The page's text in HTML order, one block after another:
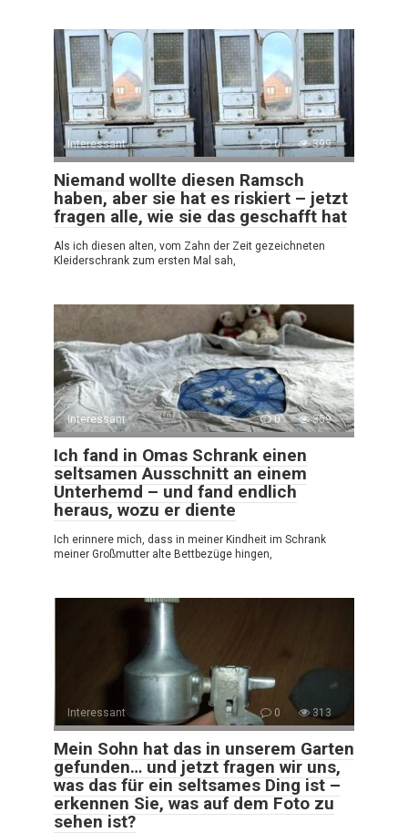
Interessant 0 399
Niemand wollte diesen Ramsch
haben, aber sie hat es riskiert – jetzt
fragen alle, wie sie das geschafft hat
Als ich diesen alten, vom Zahn der Zeit gezeichneten
Kleiderschrank zum ersten Mal sah,
Interessant 0 359
Ich fand in Omas Schrank einen
seltsamen Ausschnitt an einem
Unterhemd – und fand endlich
heraus, wozu er diente
Ich erinnere mich, dass in meiner Kindheit im Schrank
meiner Großmutter alte Bettbezüge hingen,
Interessant 0 313
Mein Sohn hat das in unserem Garten
gefunden… und jetzt fragen wir uns,
was das für ein seltsames Ding ist –
erkennen Sie, was auf dem Foto zu
sehen ist?